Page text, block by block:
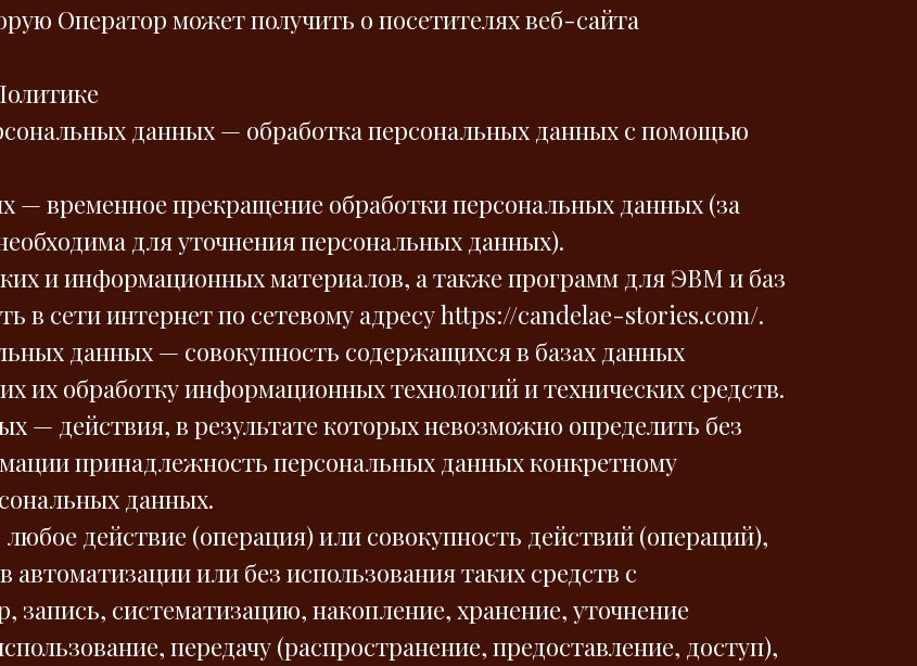
Оператор может получить о посетителях веб-сайта
данных — обработка персональных данных с помощью
— временное прекращение обработки персональных данных (за
для уточнения персональных данных).
и информационных материалов, а также программ для ЭВМ и баз
в сети интернет по сетевому адресу https://candelae-stories.com/.
данных — совокупность содержащихся в базах данных
их обработку информационных технологий и технических средств.
— действия, в результате которых невозможно определить без
принадлежность персональных данных конкретному
данных.
действие (операция) или совокупность действий (операций),
или без использования таких средств с
систематизацию, накопление, хранение, уточнение
передачу (распространение, предоставление, доступ),